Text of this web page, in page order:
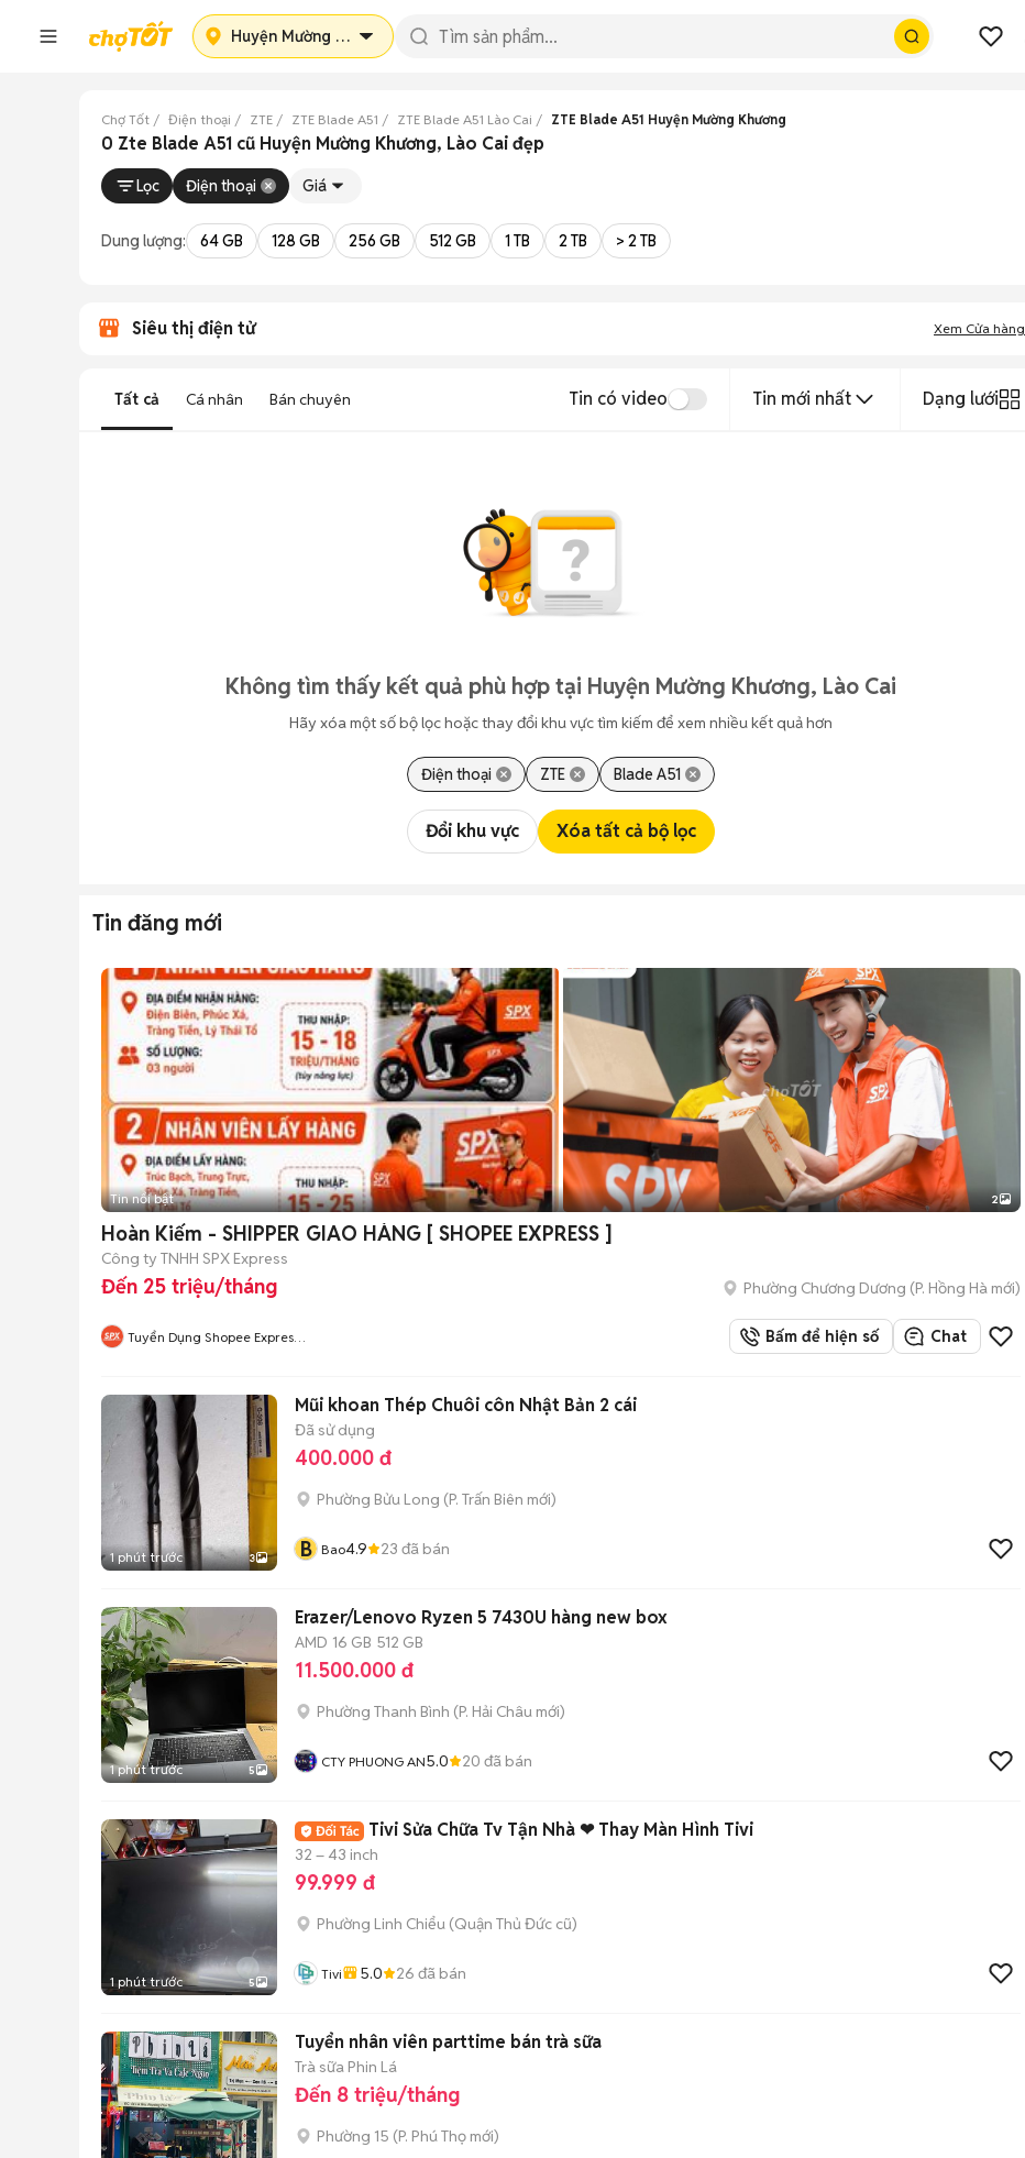
Huyện Mường Khương
Chợ Tốt Điện thoại ZTE ZTE Blade A51 ZTE Blade A51 Lào Cai ZTE Blade A51 Huyện Mường Khương
0 Zte Blade A51 cũ Huyện Mường Khương, Lào Cai đẹp
Lọc Điện thoại Giá
Dung lượng: 64 GB 128 GB 256 GB 512 GB 1 TB 2 TB > 2 TB
Siêu thị điện tử Xem Cửa hàng
Tất cả Cá nhân Bán chuyên Tin có video Tin mới nhất Dạng lưới
Không tìm thấy kết quả phù hợp tại Huyện Mường Khương, Lào Cai
Hãy xóa một số bộ lọc hoặc thay đổi khu vực tìm kiếm để xem nhiều kết quả hơn
Điện thoại ZTE Blade A51
Đổi khu vực Xóa tất cả bộ lọc
Tin đăng mới
Tin nổi bật 2
Hoàn Kiếm - SHIPPER GIAO HÀNG [ SHOPEE EXPRESS ]
Công ty TNHH SPX Express
Đến 25 triệu/tháng Phường Chương Dương (P. Hồng Hà mới)
Tuyển Dụng Shopee Express
Bấm để hiện số Chat
1 phút trước 3
Mũi khoan Thép Chuôi côn Nhật Bản 2 cái
Đã sử dụng
400.000 đ
Phường Bửu Long (P. Trấn Biên mới)
B Bao4.9 23 đã bán
1 phút trước 5
Erazer/Lenovo Ryzen 5 7430U hàng new box
AMD 16 GB 512 GB
11.500.000 đ
Phường Thanh Bình (P. Hải Châu mới)
CTY PHUONG AN5.0 20 đã bán
1 phút trước 5
Tivi Sửa Chữa Tv Tận Nhà ❤ Thay Màn Hình Tivi
32 – 43 inch
99.999 đ
Phường Linh Chiểu (Quận Thủ Đức cũ)
Tivi 5.0 26 đã bán
Tuyển nhân viên parttime bán trà sữa
Trà sữa Phin Lá
Đến 8 triệu/tháng
Phường 15 (P. Phú Thọ mới)